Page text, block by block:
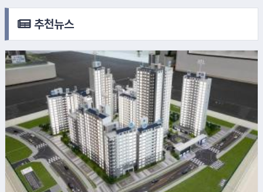
확대하고 있다.
추천뉴스
9.LG화학